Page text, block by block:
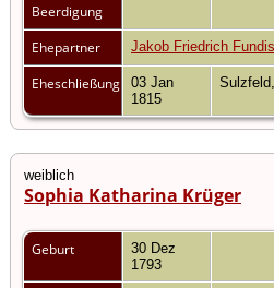
Beerdigung
Ehepartner
Jakob Friedrich Fundis
Eheschließung
03 Jan
1815
weiblich
Sophia Katharina Krüger
Geburt
30 Dez
1793